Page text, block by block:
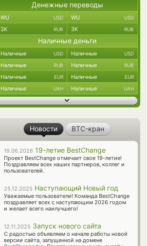
Денежные переводы
WU USD WU USD
ЗК RUB ЗК RUB
Наличные деньги
Наличные USD Наличные USD
Наличные RUB Наличные RUB
Наличные EUR Наличные EUR
Наличные UAH Наличные UAH
Новости BTC-кран
19.06.2026 19-летие BestChange
Проект BestChange отмечает свое 19-летие!
Поздравляем всех наших партнеров, коллег и
пользователей.
25.12.2025 Наступающий Новый год
Уважаемые пользователи! Команда BestChange
поздравляет всех с наступающим 2026 годом
и желает всего наилучшего!
12.11.2025 Запуск нового сайта
С радостью объявляем о начале работы новой
версии сайта, запущенной на домене